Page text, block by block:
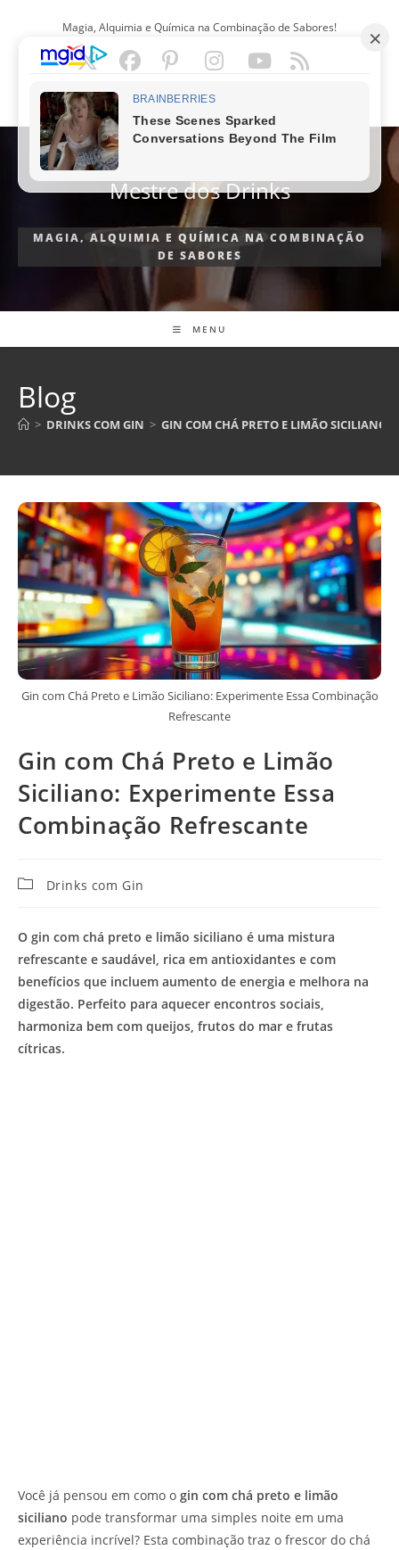
Magia, Alquimia e Química na Combinação de Sabores!
PORTUGUÊS
Mestre dos Drinks
MAGIA, ALQUIMIA E QUÍMICA NA COMBINAÇÃO
DE SABORES
MENU
Blog
> DRINKS COM GIN > GIN COM CHÁ PRETO E LIMÃO SICILIANO:
Gin com Chá Preto e Limão Siciliano: Experimente Essa Combinação
Refrescante
Gin com Chá Preto e Limão
Siciliano: Experimente Essa
Combinação Refrescante
CategoriaDrinks com Gin
O gin com chá preto e limão siciliano é uma mistura
refrescante e saudável, rica em antioxidantes e com
benefícios que incluem aumento de energia e melhora na
digestão. Perfeito para aquecer encontros sociais,
harmoniza bem com queijos, frutos do mar e frutas
cítricas.
Você já pensou em como o gin com chá preto e limão
siciliano pode transformar uma simples noite em uma
experiência incrível? Esta combinação traz o frescor do chá